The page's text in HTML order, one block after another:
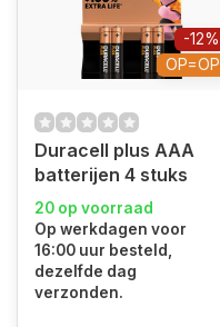
-12%
OP=OP
Duracell plus AAA
batterijen 4 stuks
20 op voorraad
Op werkdagen voor
16:00 uur besteld,
dezelfde dag
verzonden.